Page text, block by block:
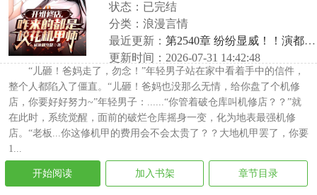
状态：已完结
分类：浪漫言情
最近更新： 第2540章 纷纷显威！！演都不演了？！
更新时间：2026-07-31 14:42:48
“儿砸！爸妈走了，勿念！”年轻男子站在家中看着手中的信件，
整个人都陷入了僵直。“儿砸！爸妈也没那么无情，给你盘了个机修
店，你要好好努力~”年轻男子：......“你管着破仓库叫机修店？？”就
在此时，系统觉醒，面前的破烂仓库摇身一变，化为地表最强机修
店。“老板...你这修机甲的费用会不会太贵了？？大地机甲罢了，你要
1...
开始阅读 加入书架 章节目录